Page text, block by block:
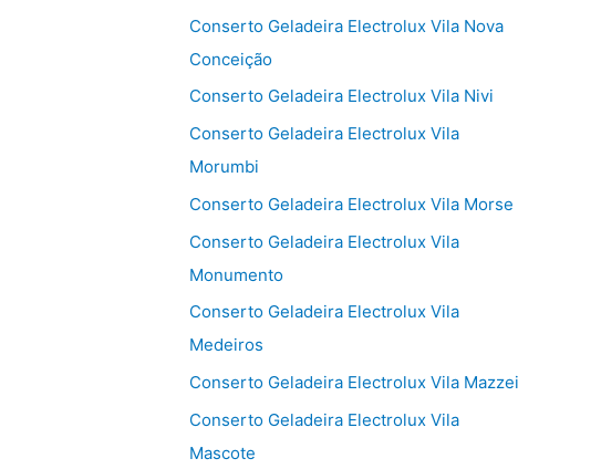
Conserto Geladeira Electrolux Vila Nova
Conceição
Conserto Geladeira Electrolux Vila Nivi
Conserto Geladeira Electrolux Vila
Morumbi
Conserto Geladeira Electrolux Vila Morse
Conserto Geladeira Electrolux Vila
Monumento
Conserto Geladeira Electrolux Vila
Medeiros
Conserto Geladeira Electrolux Vila Mazzei
Conserto Geladeira Electrolux Vila
Mascote